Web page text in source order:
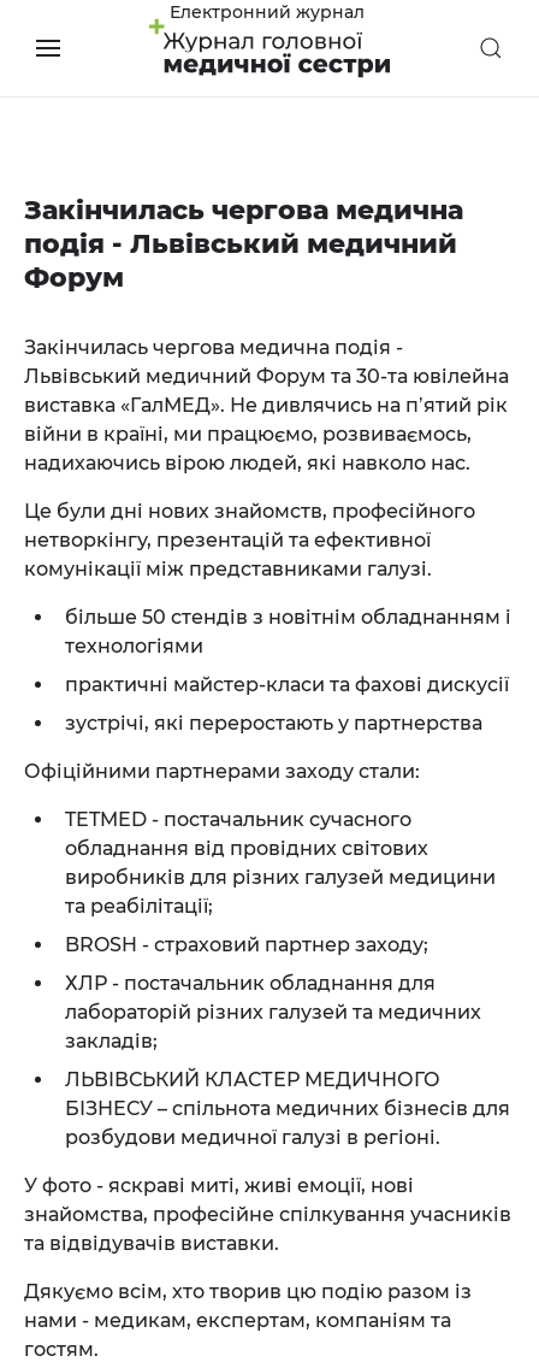
Електронний журнал
Закінчилась чергова медична
подія - Львівський медичний
Форум
Закінчилась чергова медична подія -
Львівський медичний Форум та 30-та ювілейна
виставка «ГалМЕД». Не дивлячись на пʼятий рік
війни в країні, ми працюємо, розвиваємось,
надихаючись вірою людей, які навколо нас.
Це були дні нових знайомств, професійного
нетворкінгу, презентацій та ефективної
комунікації між представниками галузі.
більше 50 стендів з новітнім обладнанням і
технологіями
практичні майстер-класи та фахові дискусії
зустрічі, які переростають у партнерства
Офіційними партнерами заходу стали:
TETMED - постачальник сучасного
обладнання від провідних світових
виробників для різних галузей медицини
та реабілітації;
BROSH - страховий партнер заходу;
ХЛР - постачальник обладнання для
лабораторій різних галузей та медичних
закладів;
ЛЬВІВСЬКИЙ КЛАСТЕР МЕДИЧНОГО
БІЗНЕСУ – спільнота медичних бізнесів для
розбудови медичної галузі в регіоні.
У фото - яскраві миті, живі емоції, нові
знайомства, професійне спілкування учасників
та відвідувачів виставки.
Дякуємо всім, хто творив цю подію разом із
нами - медикам, експертам, компаніям та
гостям.